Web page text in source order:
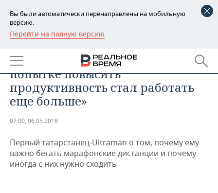
Вы были автоматически перенаправлены на мобильную
версию.
Перейти на полную версию
РЕГИОНЫ
БАШКОРТОСТАН
ТАТАРСТАН
УДМУРТИЯ
НОВОСТИ
АНАЛИТИКА
НОВОСТИ АНАЛИТИКИ
ДЕКЛАРАЦИИ О ДОХОДАХ
КОРОЛИ ГОСЗАКАЗА ПФО
ВУЗЫ ТАТАРСТАНА
ЭКОНОМИКА
НОВОСТИ ЭКОНОМИКИ
ФИНАНСЫ
БАНКИ
ПРОМЫШЛЕННОСТЬ
НОВОСТИ
ПРОМЫШЛЕННОСТИ
НЕДВИЖИМОСТЬ
НОВОСТИ НЕДВИЖИМОСТИ
АВТО
«Я совершил ошибку — в
попытке повысить
продуктивность стал работать
еще больше»
07:00, 06.05.2018
Первый татарстанец-Ultraman о том, почему ему
важно бегать марафонские дистанции и почему
иногда с них нужно сходить